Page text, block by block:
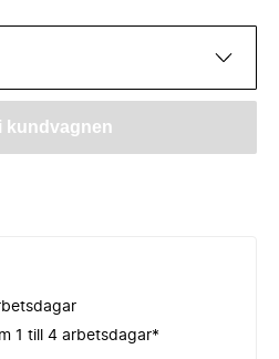
kundvagnen
1 till 4 arbetsdagar*